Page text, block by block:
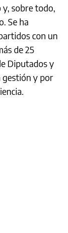
y, sobre todo,
Se ha
con un
de 25
Diputados y
gestión y por